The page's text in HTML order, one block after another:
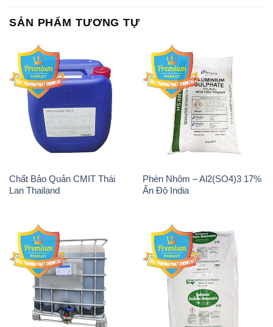
Chất Bảo Quản CMIT Thái
Lan Thailand
Phèn Nhôm – Al2(SO4)3 17%
Ấn Độ India
Chất tạo bọt Las P Tico Tank
IBC Bồn Việt Nam
Sodium Benzoate – Mốc Bột
Kalama Food Grade Mỹ Usa